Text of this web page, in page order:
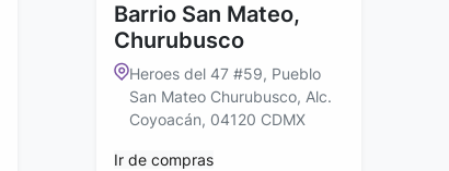
Barrio San Mateo,
Churubusco
Heroes del 47 #59, Pueblo
San Mateo Churubusco, Alc.
Coyoacán, 04120 CDMX
Ir de compras